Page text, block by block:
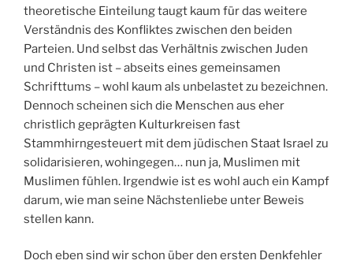
theoretische Einteilung taugt kaum für das weitere
Verständnis des Konfliktes zwischen den beiden
Parteien. Und selbst das Verhältnis zwischen Juden
und Christen ist – abseits eines gemeinsamen
Schrifttums – wohl kaum als unbelastet zu bezeichnen.
Dennoch scheinen sich die Menschen aus eher
christlich geprägten Kulturkreisen fast
Stammhirngesteuert mit dem jüdischen Staat Israel zu
solidarisieren, wohingegen… nun ja, Muslimen mit
Muslimen fühlen. Irgendwie ist es wohl auch ein Kampf
darum, wie man seine Nächstenliebe unter Beweis
stellen kann.
Doch eben sind wir schon über den ersten Denkfehler